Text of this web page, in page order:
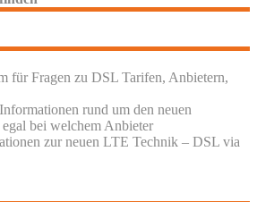
für Fragen zu DSL Tarifen, Anbietern,
Informationen rund um den neuen
egal bei welchem Anbieter
zur neuen LTE Technik – DSL via